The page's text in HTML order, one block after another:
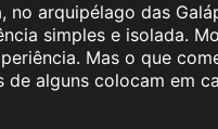
arquipélago das
simples e isolada.
Mas o que
alguns colocam em